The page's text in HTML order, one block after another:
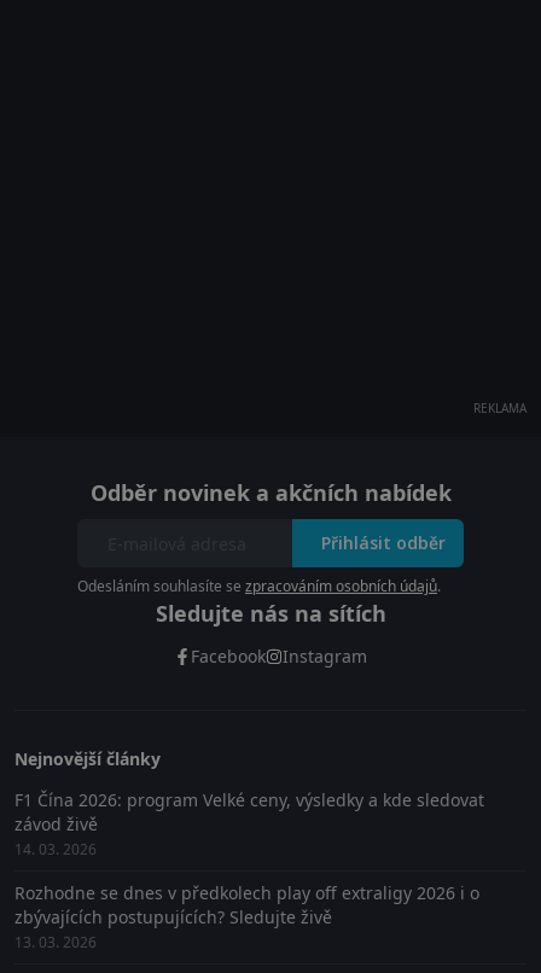
REKLAMA
Odběr novinek a akčních nabídek
Přihlásit odběr
Odesláním souhlasíte se zpracováním osobních údajů.
Sledujte nás na sítích
Facebook Instagram
Nejnovější články
F1 Čína 2026: program Velké ceny, výsledky a kde sledovat
závod živě
14. 03. 2026
Rozhodne se dnes v předkolech play off extraligy 2026 i o
zbývajících postupujících? Sledujte živě
13. 03. 2026